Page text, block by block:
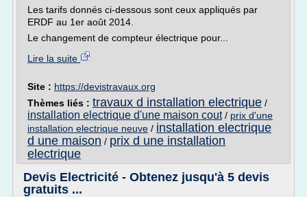
Les tarifs donnés ci-dessous sont ceux appliqués par
ERDF au 1er août 2014.
Le changement de compteur électrique pour...
Lire la suite
Site : https://devistravaux.org
Thèmes liés : travaux d installation electrique /
installation electrique d'une maison cout/ prix d'une
installation electrique neuve / installation electrique
d une maison / prix d une installation
electrique
Devis Electricité - Obtenez jusqu'à 5 devis
gratuits ...